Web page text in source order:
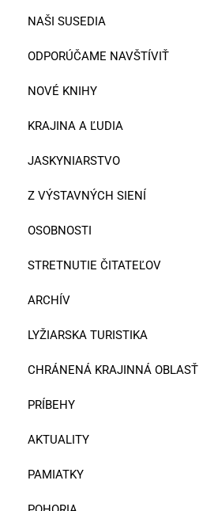
NAŠI SUSEDIA
ODPORÚČAME NAVŠTÍVIŤ
NOVÉ KNIHY
KRAJINA A ĽUDIA
JASKYNIARSTVO
Z VÝSTAVNÝCH SIENÍ
OSOBNOSTI
STRETNUTIE ČITATEĽOV
ARCHÍV
LYŽIARSKA TURISTIKA
CHRÁNENÁ KRAJINNÁ OBLASŤ
PRÍBEHY
AKTUALITY
PAMIATKY